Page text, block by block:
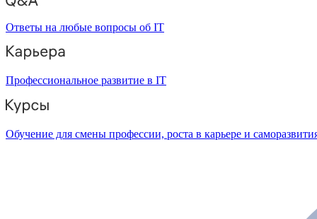
Ответы на любые вопросы об IT
Профессиональное развитие в IT
Обучение для смены профессии, роста в карьере и